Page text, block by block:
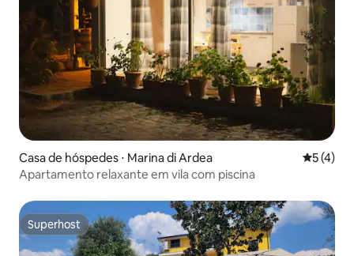
Casa de hóspedes ⋅ Marina di Ardea 5 de
5 (4)
Apartamento relaxante em vila com piscina
Superhost
Superhost